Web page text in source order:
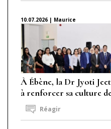
10.07.2026 | Maurice
À Ébène, la Dr Jyoti
à renforcer sa culture
Réagir